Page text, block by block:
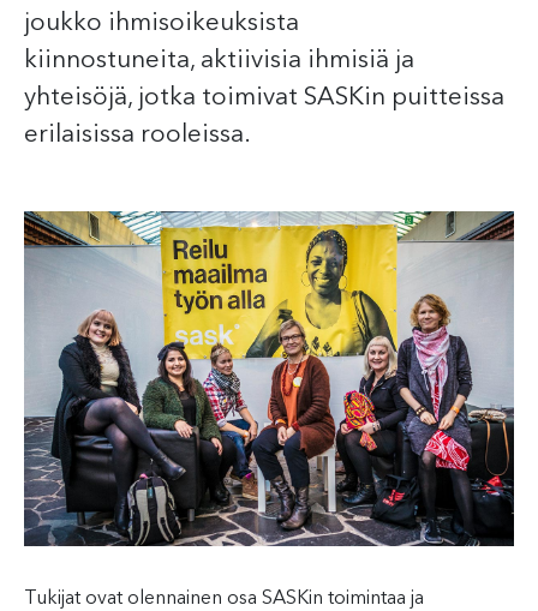
joukko ihmisoikeuksista
kiinnostuneita, aktiivisia ihmisiä ja
yhteisöjä, jotka toimivat SASKin puitteissa
erilaisissa rooleissa.
Tukijat ovat olennainen osa SASKin toimintaa ja